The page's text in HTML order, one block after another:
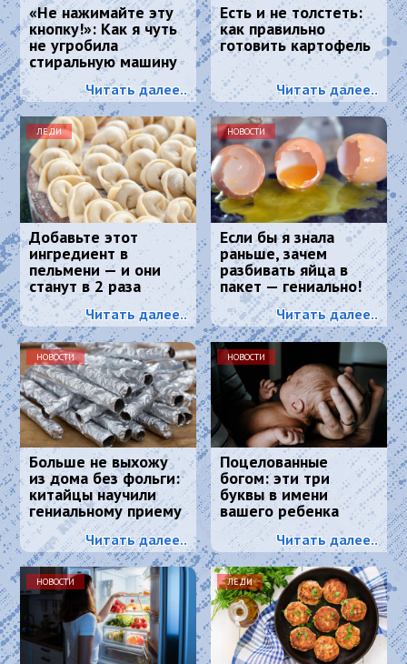
«Не нажимайте эту
кнопку!»: Как я чуть
не угробила
стиральную машину
и что спасло
ситуациюЧитать далее..
Есть и не толстеть:
как правильно
готовить картофель
Читать далее..
ЛЕДИ
Добавьте этот
ингредиент в
пельмени — и они
станут в 2 раза
сочнее и вкуснее:
понравится всем
Читать далее..
НОВОСТИ
Если бы я знала
раньше, зачем
разбивать яйца в
пакет — гениально!
Читать далее..
НОВОСТИ
Больше не выхожу
из дома без фольги:
китайцы научили
гениальному приему
- просто и дешево
Читать далее..
НОВОСТИ
Поцелованные
богом: эти три
буквы в имени
вашего ребенка
сделают его
счастливымЧитать далее..
НОВОСТИ ЛЕДИ